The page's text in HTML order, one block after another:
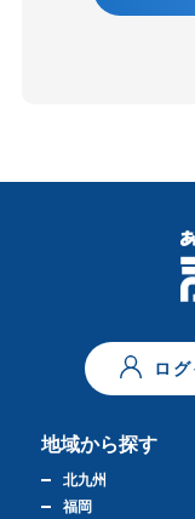
ロ
地域から探す
北九州
福岡